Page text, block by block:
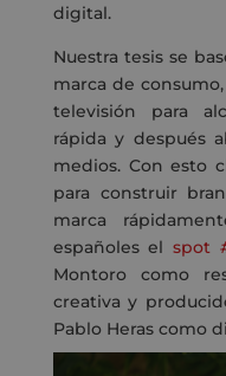
digital.
Nuestra tesis se
marca de
televisión para
rápida y después
medios. Con esto
para construir
marca
españoles elspot
Montoro como
creativa y
Pablo Heras como